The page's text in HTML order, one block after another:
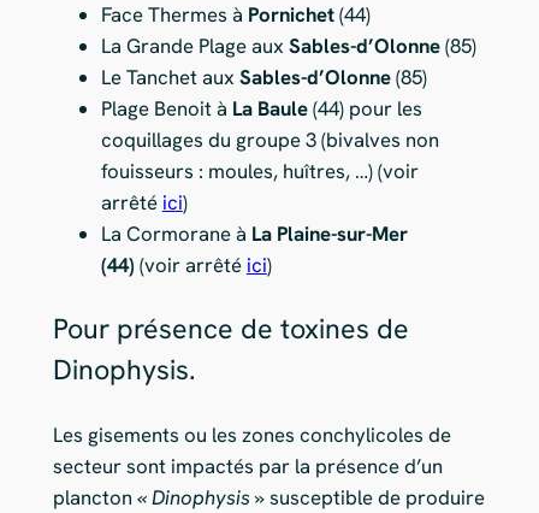
Face Thermes à Pornichet(44)
La Grande Plage aux Sables-d’Olonne(85)
Le Tanchet aux Sables-d’Olonne(85)
Plage Benoit à La Baule(44) pour les
coquillages du groupe 3 (bivalves non
fouisseurs : moules, huîtres, …) (voir
arrêté ici)
La Cormorane à La Plaine-sur-Mer
(44) (voir arrêté ici)
Pour présence de toxines de
Dinophysis.
Les gisements ou les zones conchylicoles de
secteur sont impactés par la présence d’un
plancton « Dinophysis »susceptible de produire